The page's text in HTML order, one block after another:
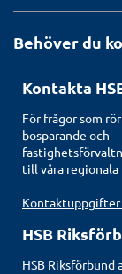
Behöver du
Kontakta
För frågor som
bosparande och
till våra regionala
Kontaktuppgifter
HSB
HSB Riksförbund